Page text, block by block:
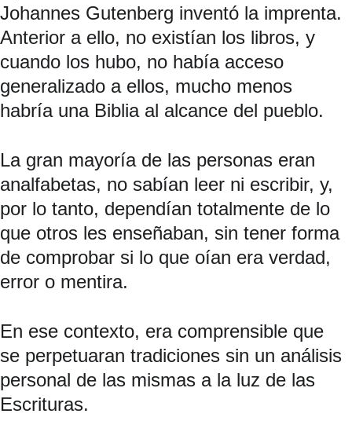
Johannes Gutenberg inventó la imprenta.
Anterior a ello, no existían los libros, y
cuando los hubo, no había acceso
generalizado a ellos, mucho menos
habría una Biblia al alcance del pueblo.
La gran mayoría de las personas eran
analfabetas, no sabían leer ni escribir, y,
por lo tanto, dependían totalmente de lo
que otros les enseñaban, sin tener forma
de comprobar si lo que oían era verdad,
error o mentira.
En ese contexto, era comprensible que
se perpetuaran tradiciones sin un análisis
personal de las mismas a la luz de las
Escrituras.